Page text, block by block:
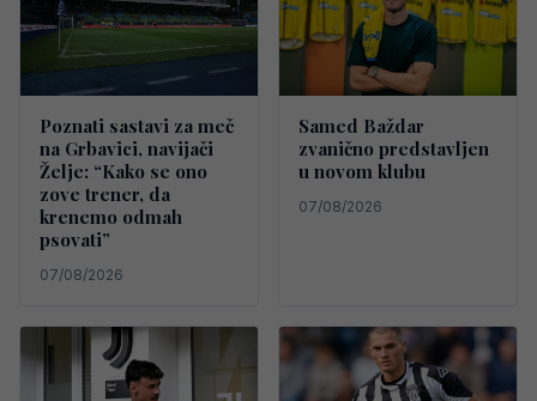
Poznati sastavi za meč
na Grbavici, navijači
Želje: “Kako se ono
zove trener, da
krenemo odmah
psovati”
07/08/2026
Samed Baždar
zvanično predstavljen
u novom klubu
07/08/2026